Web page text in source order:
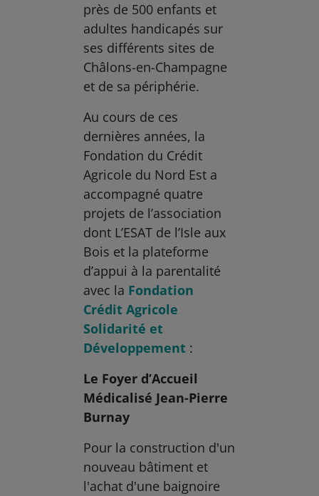
près de 500 enfants et
adultes handicapés sur
ses différents sites de
Châlons-en-Champagne
et de sa périphérie.
Au cours de ces
dernières années, la
Fondation du Crédit
Agricole du Nord Est a
accompagné quatre
projets de l’association
dont L’ESAT de l’Isle aux
Bois et la plateforme
d’appui à la parentalité
avec la Fondation
Crédit Agricole
Solidarité et
Développement :
Le Foyer d’Accueil
Médicalisé Jean-Pierre
Burnay
Pour la construction d'un
nouveau bâtiment et
l'achat d'une baignoire